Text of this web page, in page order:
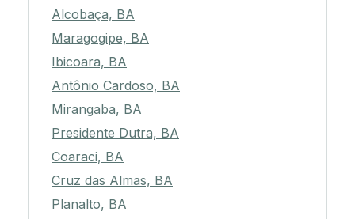
Alcobaça, BA
Maragogipe, BA
Ibicoara, BA
Antônio Cardoso, BA
Mirangaba, BA
Presidente Dutra, BA
Coaraci, BA
Cruz das Almas, BA
Planalto, BA